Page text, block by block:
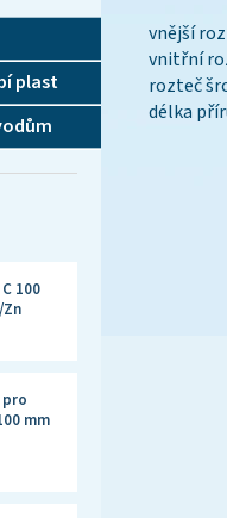
plast
100
Zn
mm
vnější
vnitřní
rozteč
délka